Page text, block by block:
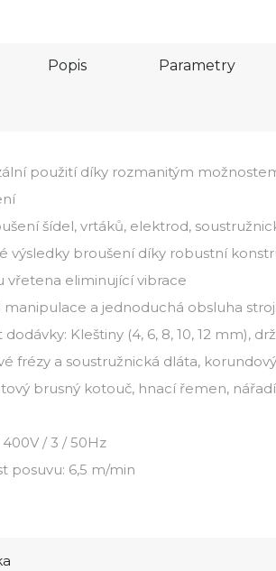
Popis Parametry
použití díky rozmanitým
šídel, vrtáků, elektrod,
výsledky broušení díky robustní
vřetena eliminující vibrace
manipulace a jednoduchá obsluha
dodávky: Kleštiny (4, 6, 8, 10, 12 mm),
frézy a soustružnická dláta,
brusný kotouč, hnací řemen,
/ 3 / 50Hz
posuvu: 6,5 m/min